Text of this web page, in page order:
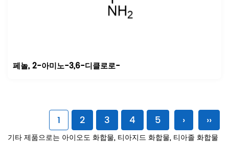
페놀, 2-아미노-3,6-디클로로-
1 2 3 4 5 › ››
기타 제품으로는 아이오도 화합물, 티아지드 화합물, 티아졸 화합물